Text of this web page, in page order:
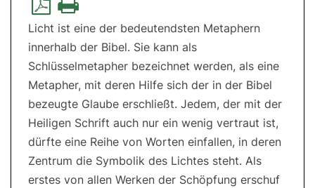
Schwienhorst-
Schönberger
Licht ist eine der bedeutendsten Metaphern
innerhalb der Bibel. Sie kann als
Schlüsselmetapher bezeichnet werden, als eine
Metapher, mit deren Hilfe sich der in der Bibel
bezeugte Glaube erschließt. Jedem, der mit der
Heiligen Schrift auch nur ein wenig vertraut ist,
dürfte eine Reihe von Worten einfallen, in deren
Zentrum die Symbolik des Lichtes steht. Als
erstes von allen Werken der Schöpfung erschuf